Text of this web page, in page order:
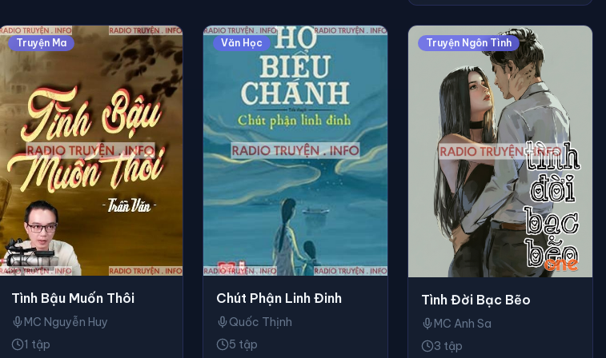
Truyện Ma
Tình Bậu Muốn Thôi
MC Nguyễn Huy
1 tập
Văn Học
Chút Phận Linh Đinh
Quốc Thịnh
5 tập
Truyện Ngôn Tình
Tình Đời Bạc Bẽo
MC Anh Sa
3 tập